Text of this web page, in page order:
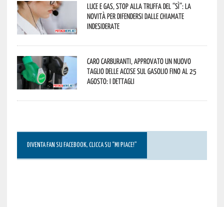
Luce e gas, stop alla truffa del “Sì”: la
novità per difendersi dalle chiamate
indesiderate
Caro carburanti, approvato un nuovo
taglio delle accise sul gasolio fino al 25
agosto: i dettagli
DIVENTA FAN SU FACEBOOK, CLICCA SU “MI PIACE!”